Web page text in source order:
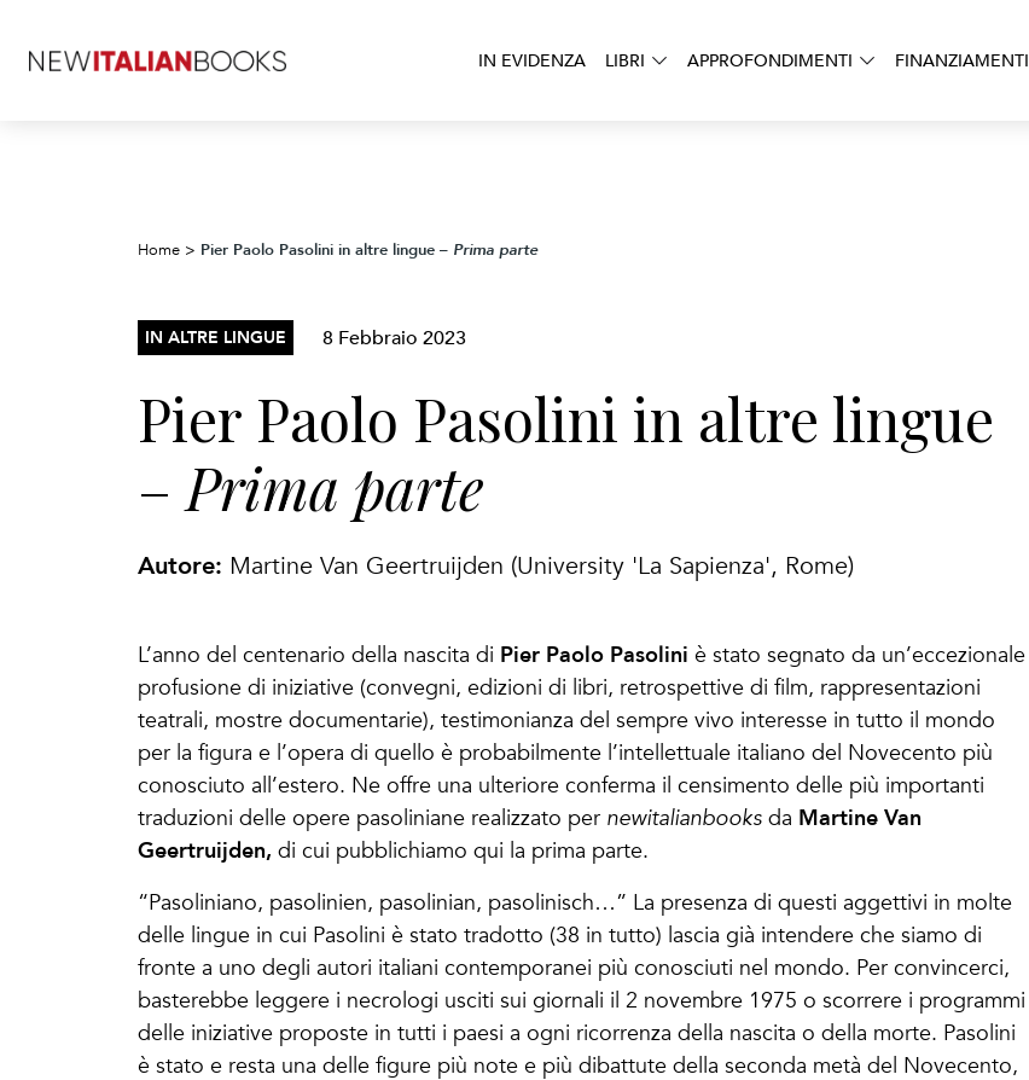
IN EVIDENZA LIBRI APPROFONDIMENTI FINANZIAMENTI
Home > Pier Paolo Pasolini in altre lingue – Prima parte
IN ALTRE LINGUE 8 Febbraio 2023
Pier Paolo Pasolini in altre lingue
– Prima parte
Autore: Martine Van Geertruijden (University 'La Sapienza', Rome)
L’anno del centenario della nascita di Pier Paolo Pasolini è stato segnato da un’eccezionale
profusione di iniziative (convegni, edizioni di libri, retrospettive di film, rappresentazioni
teatrali, mostre documentarie), testimonianza del sempre vivo interesse in tutto il mondo
per la figura e l’opera di quello è probabilmente l’intellettuale italiano del Novecento più
conosciuto all’estero. Ne offre una ulteriore conferma il censimento delle più importanti
traduzioni delle opere pasoliniane realizzato per newitalianbooks da Martine Van
Geertruijden, di cui pubblichiamo qui la prima parte.
“Pasoliniano, pasolinien, pasolinian, pasolinisch…” La presenza di questi aggettivi in molte
delle lingue in cui Pasolini è stato tradotto (38 in tutto) lascia già intendere che siamo di
fronte a uno degli autori italiani contemporanei più conosciuti nel mondo. Per convincerci,
basterebbe leggere i necrologi usciti sui giornali il 2 novembre 1975 o scorrere i programmi
delle iniziative proposte in tutti i paesi a ogni ricorrenza della nascita o della morte. Pasolini
è stato e resta una delle figure più note e più dibattute della seconda metà del Novecento,